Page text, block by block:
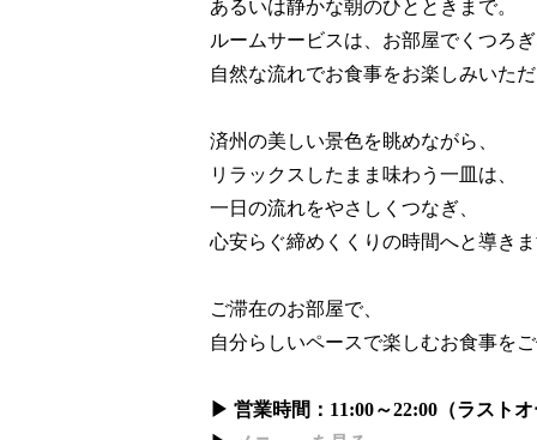
あるいは静かな朝のひとときまで。
ルームサービスは、お部屋でくつろぎ
自然な流れでお食事をお楽しみいた
済州の美しい景色を眺めながら、
リラックスしたまま味わう一皿は、
一日の流れをやさしくつなぎ、
心安らぐ締めくくりの時間へと導きま
ご滞在のお部屋で、
自分らしいペースで楽しむお食事をご
▶ 営業時間：11:00～22:00（ラストオ